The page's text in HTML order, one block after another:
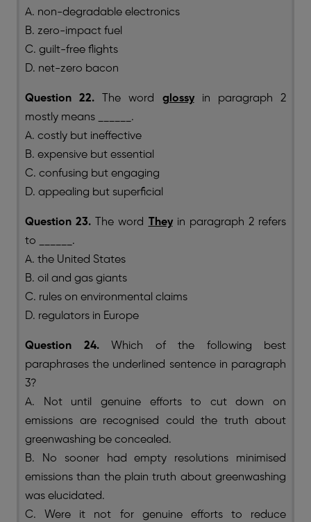
A. non-degradable electronics
B. zero-impact fuel
C. guilt-free flights
D. net-zero bacon
Question 22. The word glossyin paragraph 2
mostly means ______.
A. costly but ineffective
B. expensive but essential
C. confusing but engaging
D. appealing but superficial
Question 23. The word Theyin paragraph 2 refers
to ______.
A. the United States
B. oil and gas giants
C. rules on environmental claims
D. regulators in Europe
Question 24. Which of the following best
paraphrases the underlined sentence in paragraph
3?
A. Not until genuine efforts to cut down on
emissions are recognised could the truth about
greenwashing be concealed.
B. No sooner had empty resolutions minimised
emissions than the plain truth about greenwashing
was elucidated.
C. Were it not for genuine efforts to reduce